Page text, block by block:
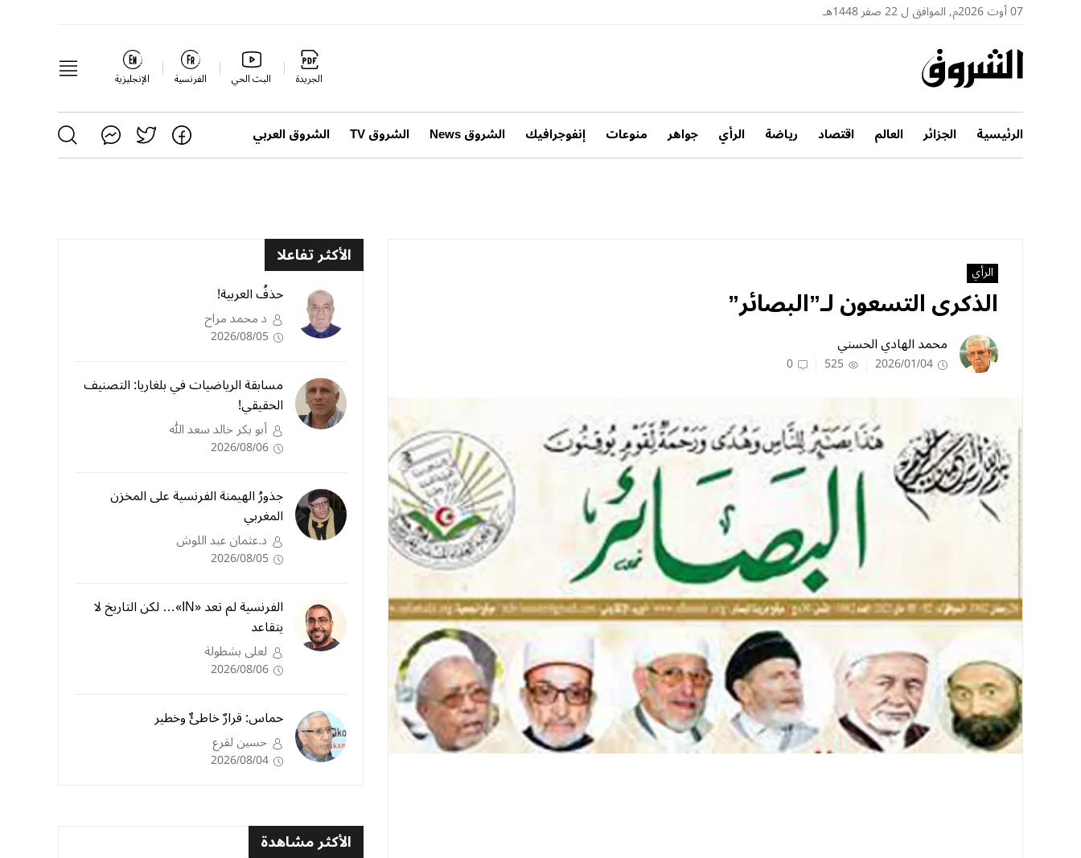
07 أوت 2026م, الموافق ل 22 صفر 1448هـ
الجريدة البث الحي الفرنسية الإنجليزية
الرئيسية الجزائر العالم اقتصاد رياضة الرأي جواهر منوعات إنفوجرافيك الشروق News الشروق TV الشروق العربي
الرأي
الذكرى التسعون لـ”البصائر”
محمد الهادي الحسني
2026/01/04
525
0
الأكثر تفاعلا
حذفُ العربية!
د محمد مراح
2026/08/05
مسابقة الرياضيات في بلغاريا: التصنيف
الحقيقي!
أبو بكر خالد سعد الله
2026/08/06
جذورُ الهيمنة الفرنسية على المخزن
المغربي
د.عثمان عبد اللوش
2026/08/05
الفرنسية لم تعد «IN»… لكن التاريخ لا
يتقاعد
لعلى بشطولة
2026/08/06
حماس: قرارٌ خاطئٌ وخطير
حسين لقرع
2026/08/04
الأكثر مشاهدة